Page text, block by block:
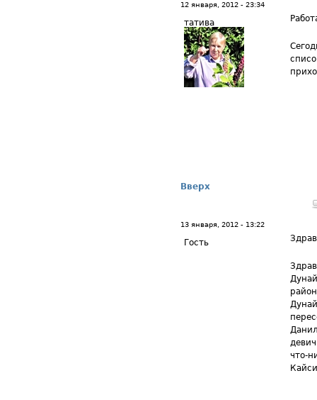
12 января, 2012 - 23:34
татива
Вверх
13 января, 2012 - 13:22
Гость
что-